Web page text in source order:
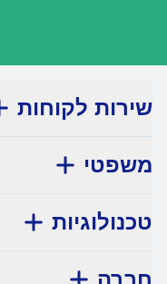
שירות לקוחות
משפטי
טכנולוגיות
חברה